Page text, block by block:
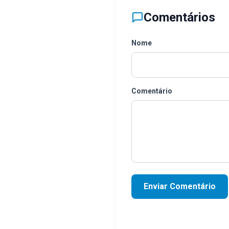
Comentários
Nome
Comentário
Enviar Comentário